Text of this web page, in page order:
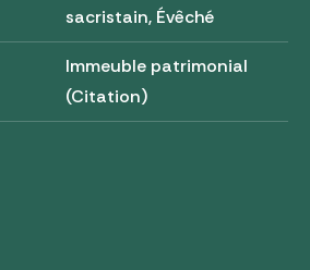
sacristain, Évêché
Immeuble patrimonial
(Citation)